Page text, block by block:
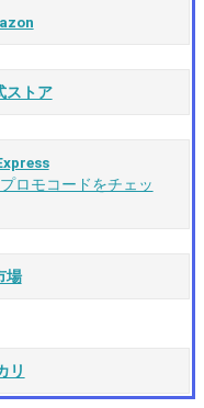
ストア
ロモコードをチェッ
場
リ